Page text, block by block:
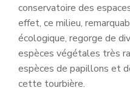
conservatoire des
effet, ce milieu,
écologique, regorge de
espèces végétales très
espèces de papillons et
cette tourbière.